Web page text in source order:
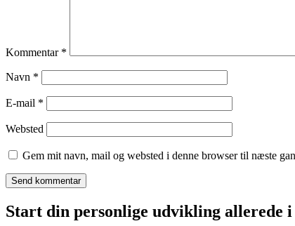
Kommentar *
Navn *
E-mail *
Websted
Gem mit navn, mail og websted i denne browser til næste
Start din personlige udvikling allerede i